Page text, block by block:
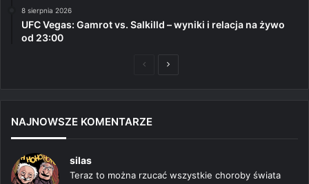
8 sierpnia 2026
UFC Vegas: Gamrot vs. Salkilld – wyniki i relacja na żywo
od 23:00
PoprzedniaNastępna
NAJNOWSZE KOMENTARZE
silas
Teraz to można rzucać wszystkie choroby świata